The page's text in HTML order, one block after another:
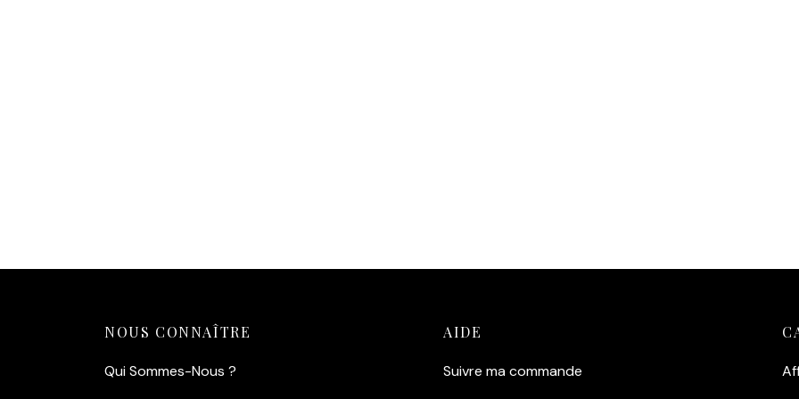
NOUS CONNAÎTRE
Qui Sommes-Nous ?
AIDE
Suivre ma commande